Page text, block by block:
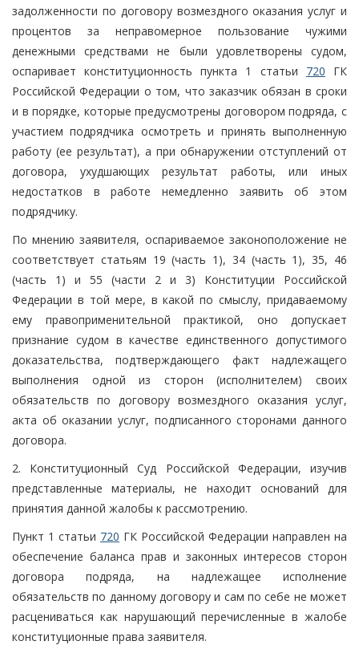
задолженности по договору возмездного оказания услуг и
процентов за неправомерное пользование чужими
денежными средствами не были удовлетворены судом,
оспаривает конституционность пункта 1 статьи 720 ГК
Российской Федерации о том, что заказчик обязан в сроки
и в порядке, которые предусмотрены договором подряда, с
участием подрядчика осмотреть и принять выполненную
работу (ее результат), а при обнаружении отступлений от
договора, ухудшающих результат работы, или иных
недостатков в работе немедленно заявить об этом
подрядчику.
По мнению заявителя, оспариваемое законоположение не
соответствует статьям 19 (часть 1), 34 (часть 1), 35, 46
(часть 1) и 55 (части 2 и 3) Конституции Российской
Федерации в той мере, в какой по смыслу, придаваемому
ему правоприменительной практикой, оно допускает
признание судом в качестве единственного допустимого
доказательства, подтверждающего факт надлежащего
выполнения одной из сторон (исполнителем) своих
обязательств по договору возмездного оказания услуг,
акта об оказании услуг, подписанного сторонами данного
договора.
2. Конституционный Суд Российской Федерации, изучив
представленные материалы, не находит оснований для
принятия данной жалобы к рассмотрению.
Пункт 1 статьи 720 ГК Российской Федерации направлен на
обеспечение баланса прав и законных интересов сторон
договора подряда, на надлежащее исполнение
обязательств по данному договору и сам по себе не может
расцениваться как нарушающий перечисленные в жалобе
конституционные права заявителя.